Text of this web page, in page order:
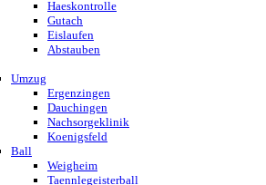
Haeskontrolle
Gutach
Eislaufen
Abstauben
Umzug
Ergenzingen
Dauchingen
Nachsorgeklinik
Koenigsfeld
Ball
Weigheim
Taennlegeisterball